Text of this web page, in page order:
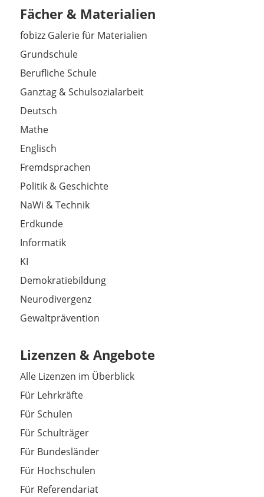
Fächer & Materialien
fobizz Galerie für Materialien
Grundschule
Berufliche Schule
Ganztag & Schulsozialarbeit
Deutsch
Mathe
Englisch
Fremdsprachen
Politik & Geschichte
NaWi & Technik
Erdkunde
Informatik
KI
Demokratiebildung
Neurodivergenz
Gewaltprävention
Lizenzen & Angebote
Alle Lizenzen im Überblick
Für Lehrkräfte
Für Schulen
Für Schulträger
Für Bundesländer
Für Hochschulen
Für Referendariat